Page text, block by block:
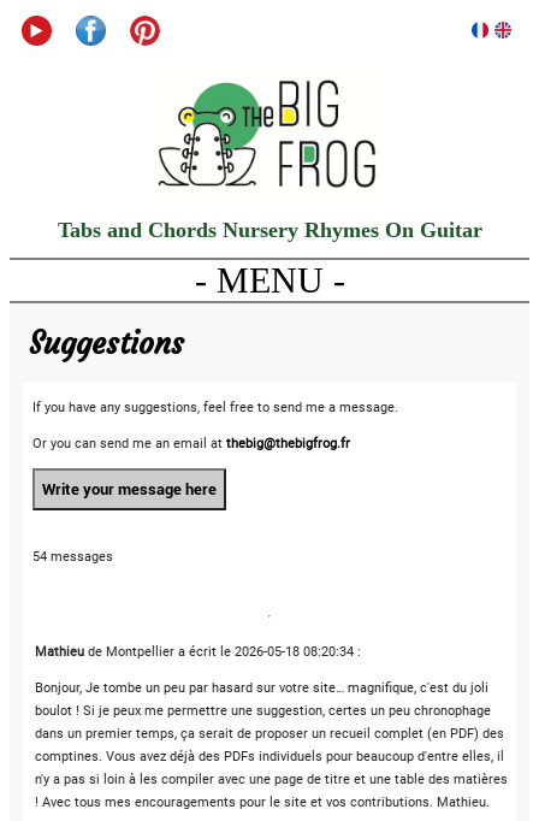
Tabs and Chords Nursery Rhymes On Guitar
- MENU -
Suggestions
If you have any suggestions, feel free to send me a message.
Or you can send me an email atthebig@thebigfrog.fr
Write your message here
54 messages
Mathieu de Montpellier a écrit le 2026-05-18 08:20:34 :
Bonjour, Je tombe un peu par hasard sur votre site… magnifique, c'est du joli
boulot ! Si je peux me permettre une suggestion, certes un peu chronophage
dans un premier temps, ça serait de proposer un recueil complet (en PDF) des
comptines. Vous avez déjà des PDFs individuels pour beaucoup d'entre elles, il
n'y a pas si loin à les compiler avec une page de titre et une table des matières
! Avec tous mes encouragements pour le site et vos contributions. Mathieu.